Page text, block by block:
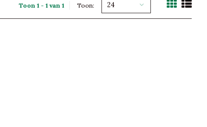
Toon 1 - 1 van 1 Toon: 24